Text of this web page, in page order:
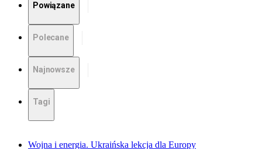
Powiązane
Polecane
Najnowsze
Tagi
Wojna i energia. Ukraińska lekcja dla Europy